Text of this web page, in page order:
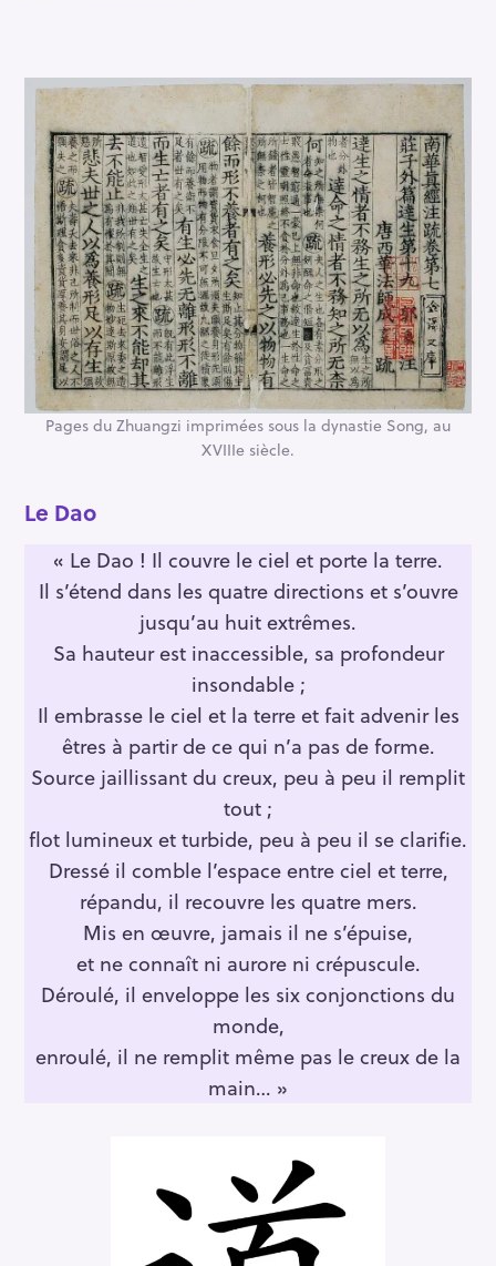
Pages du Zhuangzi imprimées sous la dynastie Song, au
XVIIIe siècle.
Le Dao
« Le Dao ! Il couvre le ciel et porte la terre.
Il s’étend dans les quatre directions et s’ouvre
jusqu’au huit extrêmes.
Sa hauteur est inaccessible, sa profondeur
insondable ;
Il embrasse le ciel et la terre et fait advenir les
êtres à partir de ce qui n’a pas de forme.
Source jaillissant du creux, peu à peu il remplit
tout ;
flot lumineux et turbide, peu à peu il se clarifie.
Dressé il comble l’espace entre ciel et terre,
répandu, il recouvre les quatre mers.
Mis en œuvre, jamais il ne s’épuise,
et ne connaît ni aurore ni crépuscule.
Déroulé, il enveloppe les six conjonctions du
monde,
enroulé, il ne remplit même pas le creux de la
main… »